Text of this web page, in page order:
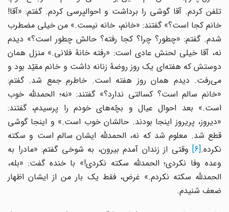
تلفن کردم. آقا گوشی را برداشت و احوالپرسی کردم. گفتم: «آقا!
خانم کجا است؟» گفتند: «خانم، خانه نیست.» من خیلی مضطرب
شدم. گفتم: «چطور؟ چرا؟ کجا رفته؟ حالش چطور است؟» دیدم
نه، آقا خیلی لحنش عادی است: «رفته خانۀ فلانی.» منزل همان
دوستش که هفته‌ای یک روز روضۀ زنانه داشت و خانم مقیّد بود و
می‌رفت. دیدم همان روز هفته است. خاطرم جمع شد. گفتم:
«خانم سالم است؟ کسالتی ندارد؟» گفتند: «نه؛ الحمدلله خوب
است.» بعد احوال عیال و بچّه‌های خودم را پرسیدم، گفتند:
«دیروز، پریروز اینجا بودند. حالشان خوب است.» و اینجا گوشی
قطع شد. معلوم شد که نه، الحمدلله ایشان سالم است و سکته
نکرده.[6] وقتی از زندان آمدم بیرون، به شوخی گفتم: «مادر! به
وعده وفا نکردی؛ الحمدلله سکته نکردی!» با خنده گفت: «بله،
الحمدلله سکته نکردم.» غرض، فقط یک بار من از ایشان اظهار
ضعف شنیدم.